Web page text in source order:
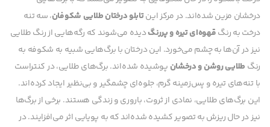
درخشان مزین شده‌اند. در مرکز اینتابلو درختان طلایی شکوفان، سه تنه
درخت به رنگقهوه‌ای تیره و پررنگدیده می‌شوند که رگه‌هایی از رنگ طلایی
نیز در آن‌ها به چشم می‌خورد. این درختان با برگ‌هایی شبیه به شکوفه به
رنگ طلایی روشن و درخشان پوشیده شده‌اند. برگ‌های طلایی، در کنتراست
با تنه‌های تیره و پس‌زمینه گرم، جلوه‌ای چشمگیر و بی‌نظیر ایجاد کرده‌اند.
این برگ‌های طلایی، نمادی از ثروت، باروری و زندگی هستند. برخی از برگ‌ها
نیز در حال ریزش به تصویر کشیده شده‌اند که به پویایی اثر می‌افزایند. در